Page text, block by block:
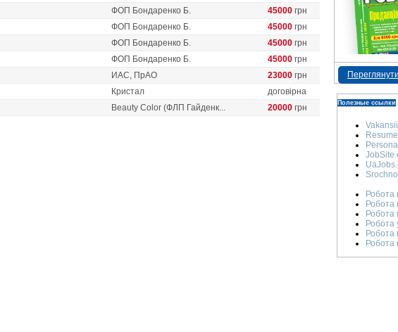
ФОП Бондаренко Б. 45000 грн
ФОП Бондаренко Б. 45000 грн
ФОП Бондаренко Б. 45000 грн
ФОП Бондаренко Б. 45000 грн
ИАС, ПрАО 23000 грн
Кристал
договірна
Beauty Color (ФЛП Гайденк... 20000 грн
Переглянути
Полезные ссылки
Робота
Робота
Робота
Робота
Робота
Робота